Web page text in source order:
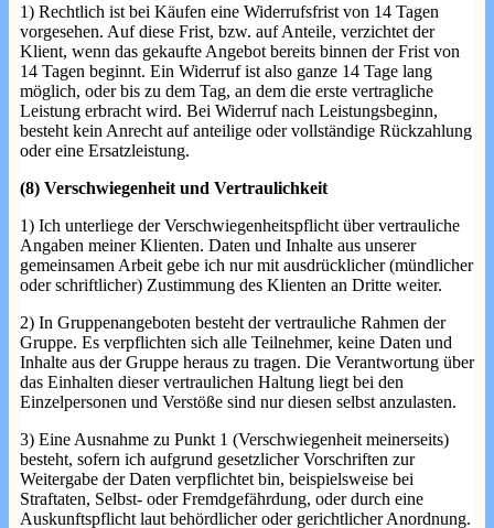
1) Rechtlich ist bei Käufen eine Widerrufsfrist von 14 Tagen
vorgesehen. Auf diese Frist, bzw. auf Anteile, verzichtet der
Klient, wenn das gekaufte Angebot bereits binnen der Frist von
14 Tagen beginnt. Ein Widerruf ist also ganze 14 Tage lang
möglich, oder bis zu dem Tag, an dem die erste vertragliche
Leistung erbracht wird. Bei Widerruf nach Leistungsbeginn,
besteht kein Anrecht auf anteilige oder vollständige Rückzahlung
oder eine Ersatzleistung.
(8) Verschwiegenheit und Vertraulichkeit
1) Ich unterliege der Verschwiegenheitspflicht über vertrauliche
Angaben meiner Klienten. Daten und Inhalte aus unserer
gemeinsamen Arbeit gebe ich nur mit ausdrücklicher (mündlicher
oder schriftlicher) Zustimmung des Klienten an Dritte weiter.
2) In Gruppenangeboten besteht der vertrauliche Rahmen der
Gruppe. Es verpflichten sich alle Teilnehmer, keine Daten und
Inhalte aus der Gruppe heraus zu tragen. Die Verantwortung über
das Einhalten dieser vertraulichen Haltung liegt bei den
Einzelpersonen und Verstöße sind nur diesen selbst anzulasten.
3) Eine Ausnahme zu Punkt 1 (Verschwiegenheit meinerseits)
besteht, sofern ich aufgrund gesetzlicher Vorschriften zur
Weitergabe der Daten verpflichtet bin, beispielsweise bei
Straftaten, Selbst- oder Fremdgefährdung, oder durch eine
Auskunftspflicht laut behördlicher oder gerichtlicher Anordnung.